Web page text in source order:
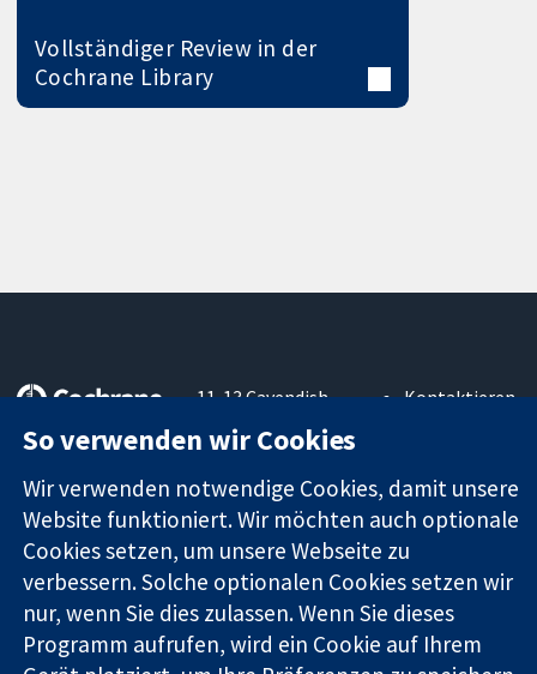
Vollständiger Review in der
Cochrane Library
Zuverlässige
Informierte
Entscheidungen
Bessere
Gesundheit
11-13 Cavendish
Square
London
W1G0AN
Vereinigtes
Königreich
Kontaktieren
Pressestelle
Über uns
Cochrane
Library
So verwenden wir Cookies
Wir verwenden notwendige Cookies, damit unsere
Website funktioniert. Wir möchten auch optionale
Cookies setzen, um unsere Webseite zu
verbessern. Solche optionalen Cookies setzen wir
nur, wenn Sie dies zulassen. Wenn Sie dieses
Programm aufrufen, wird ein Cookie auf Ihrem